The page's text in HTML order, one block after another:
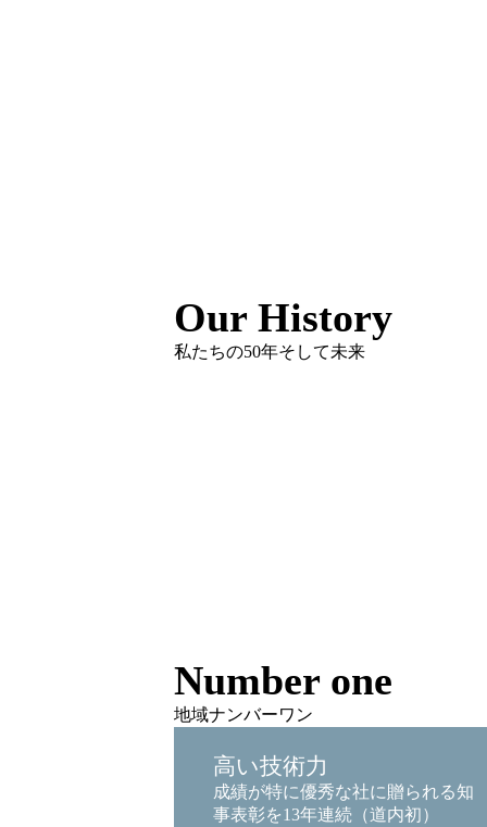
Our History
私たちの50年そして未来
Number one
地域ナンバーワン
高い技術力
成績が特に優秀な社に贈られる知
事表彰を13年連続（道内初）